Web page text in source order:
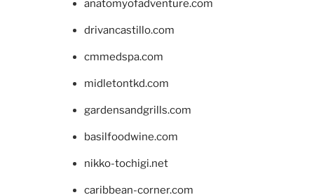
anatomyofadventure.com
drivancastillo.com
cmmedspa.com
midletontkd.com
gardensandgrills.com
basilfoodwine.com
nikko-tochigi.net
caribbean-corner.com